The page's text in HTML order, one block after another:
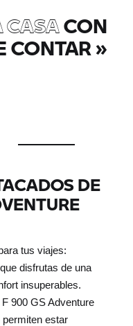
CASACON
CONTAR»
DE
tus viajes:
disfrutas de una
insuperables.
900 GS Adventure
permiten estar